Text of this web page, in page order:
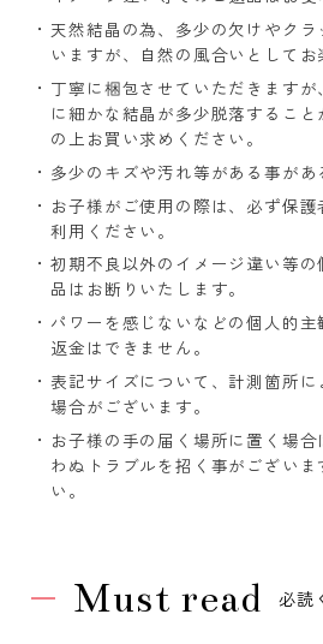
天然結晶の為、多少の欠けやク
いますが、自然の風合いとしてお
丁寧に梱包させていただきます
に細かな結晶が多少脱落するこ
の上お買い求めください。
多少のキズや汚れ等がある事があ
お子様がご使用の際は、必ず保
利用ください。
初期不良以外のイメージ違い等
品はお断りいたします。
パワーを感じないなどの個人的
返金はできません。
表記サイズについて、計測箇所
場合がございます。
お子様の手の届く場所に置く場
わぬトラブルを招く事がございま
い。
Must read 必読